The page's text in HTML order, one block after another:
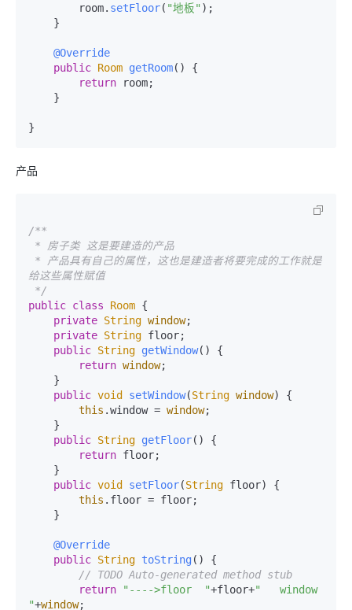
        room.
setFloor( "地板" );
@Override
public Room getRoom( ) {
return room;
产品
/**
给这些属性赋值
*/
public class Room {
private String window;
private String floor;
public String getWindow( ) {
return window;
public void setWindow(String window) {
this .window = window;
public String getFloor( ) {
return floor;
public void setFloor(String floor) {
this . floor = floor;
@Override
public String toString ( ) {
// TODO Auto-generated method stub
return
"---->floor  "+floor+"   window
"+window;